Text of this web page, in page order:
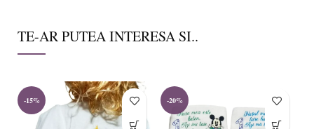
TE-AR PUTEA INTERESA SI..
-15% -20%